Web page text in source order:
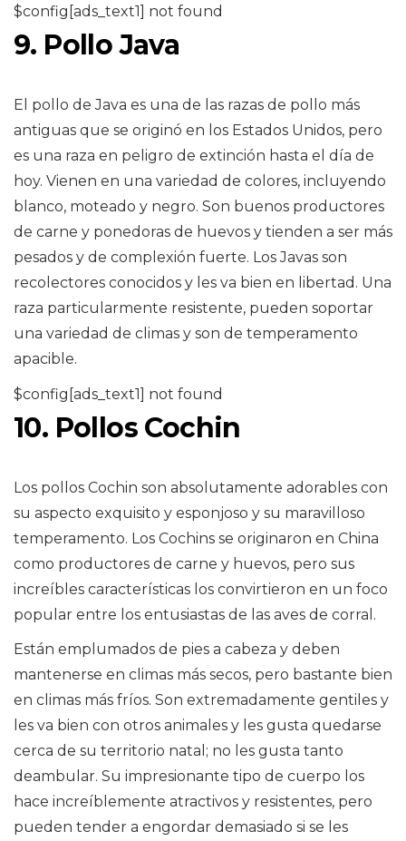
$config[ads_text1] not found
9. Pollo Java
El pollo de Java es una de las razas de pollo más
antiguas que se originó en los Estados Unidos, pero
es una raza en peligro de extinción hasta el día de
hoy. Vienen en una variedad de colores, incluyendo
blanco, moteado y negro. Son buenos productores
de carne y ponedoras de huevos y tienden a ser más
pesados ​​y de complexión fuerte. Los Javas son
recolectores conocidos y les va bien en libertad. Una
raza particularmente resistente, pueden soportar
una variedad de climas y son de temperamento
apacible.
$config[ads_text1] not found
10. Pollos Cochin
Los pollos Cochin son absolutamente adorables con
su aspecto exquisito y esponjoso y su maravilloso
temperamento. Los Cochins se originaron en China
como productores de carne y huevos, pero sus
increíbles características los convirtieron en un foco
popular entre los entusiastas de las aves de corral.
Están emplumados de pies a cabeza y deben
mantenerse en climas más secos, pero bastante bien
en climas más fríos. Son extremadamente gentiles y
les va bien con otros animales y les gusta quedarse
cerca de su territorio natal; no les gusta tanto
deambular. Su impresionante tipo de cuerpo los
hace increíblemente atractivos y resistentes, pero
pueden tender a engordar demasiado si se les